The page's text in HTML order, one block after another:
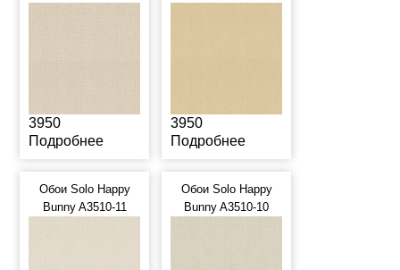
3950
Подробнее
3950
Подробнее
Обои Solo Happy
Bunny A3510-11
Обои Solo Happy
Bunny A3510-10